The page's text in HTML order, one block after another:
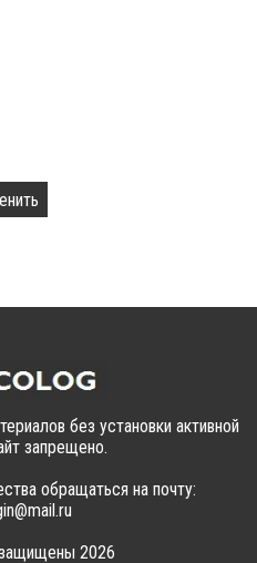
без установки активной
запрещено.
обращаться на почту:
2026